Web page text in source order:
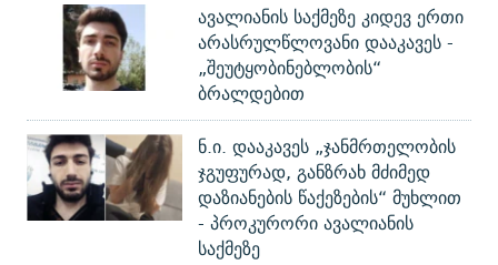
ავალიანის საქმეზე კიდევ ერთი
არასრულწლოვანი დააკავეს -
„შეუტყობინებლობის“
ბრალდებით
ნ.ი. დააკავეს „ჯანმრთელობის
ჯგუფურად, განზრახ მძიმედ
დაზიანების წაქეზების“ მუხლით
- პროკურორი ავალიანის
საქმეზე